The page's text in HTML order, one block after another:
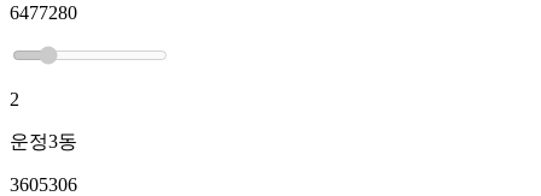
6477280
2
운정3동
3605306